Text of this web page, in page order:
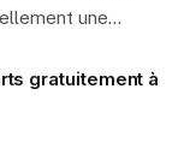
une…
gratuitement à